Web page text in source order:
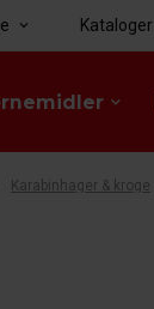
keyboard_arrow_down
keyboard_arrow_down Kataloger
Karabinhager & kroge